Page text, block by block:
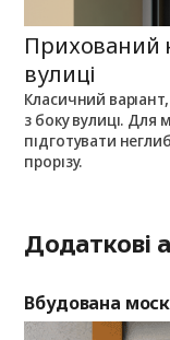
Прихований
вулиці
Класичний
з боку вулиці. Для
підготувати
прорізу.
Додаткові
Вбудована